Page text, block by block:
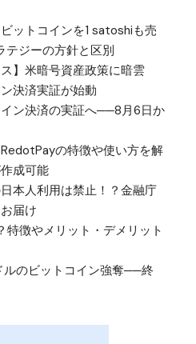
ットコインを1 satoshiも売
ジーの方針と区別
】米暗号資産政策に暗雲
決済実証が始動
ン決済の実証へ──8月6日か
の特徴や使い方を解
成可能
本人利用は禁止！？金融庁
届け
特徴やメリット・デメリット
ルのビットコイン強奪──終